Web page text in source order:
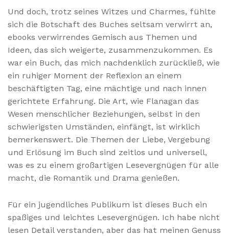
Und doch, trotz seines Witzes und Charmes, fühlte
sich die Botschaft des Buches seltsam verwirrt an,
ebooks verwirrendes Gemisch aus Themen und
Ideen, das sich weigerte, zusammenzukommen. Es
war ein Buch, das mich nachdenklich zurückließ, wie
ein ruhiger Moment der Reflexion an einem
beschäftigten Tag, eine mächtige und nach innen
gerichtete Erfahrung. Die Art, wie Flanagan das
Wesen menschlicher Beziehungen, selbst in den
schwierigsten Umständen, einfängt, ist wirklich
bemerkenswert. Die Themen der Liebe, Vergebung
und Erlösung im Buch sind zeitlos und universell,
was es zu einem großartigen Lesevergnügen für alle
macht, die Romantik und Drama genießen.
Für ein jugendliches Publikum ist dieses Buch ein
spaßiges und leichtes Lesevergnügen. Ich habe nicht
lesen Detail verstanden, aber das hat meinen Genuss